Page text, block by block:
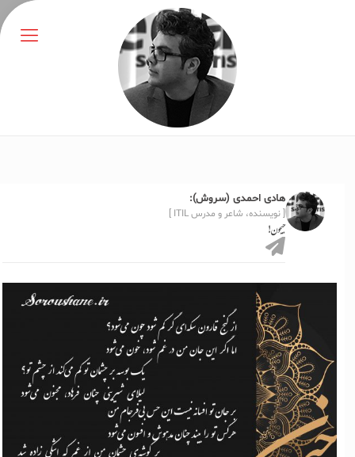
هادی احمدی (سروش):
[ نویسنده، شاعر و مدرس ITIL ]
جیحون!